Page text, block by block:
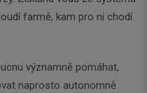
farmě, kam pro ni chodí
významně pomáhat,
naprosto autonomně